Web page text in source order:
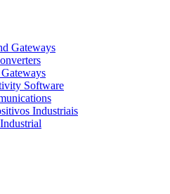
Gateways
Software
Industriais